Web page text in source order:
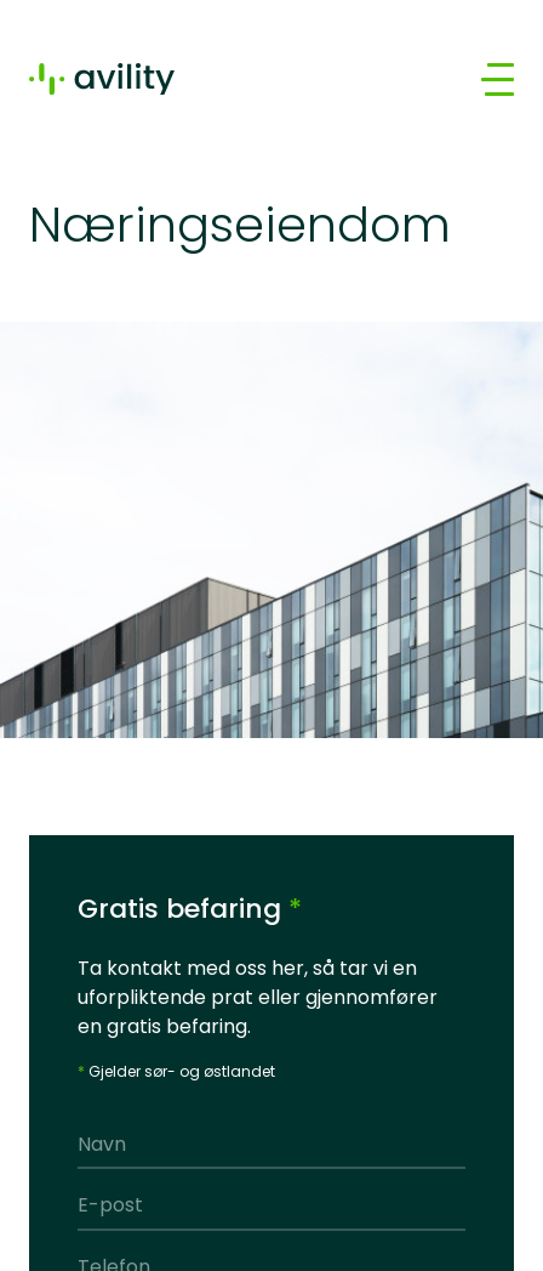
Næringseiendom
Gratis befaring *
Ta kontakt med oss her, så tar vi en
uforpliktende prat eller gjennomfører
en gratis befaring.
* Gjelder sør- og østlandet